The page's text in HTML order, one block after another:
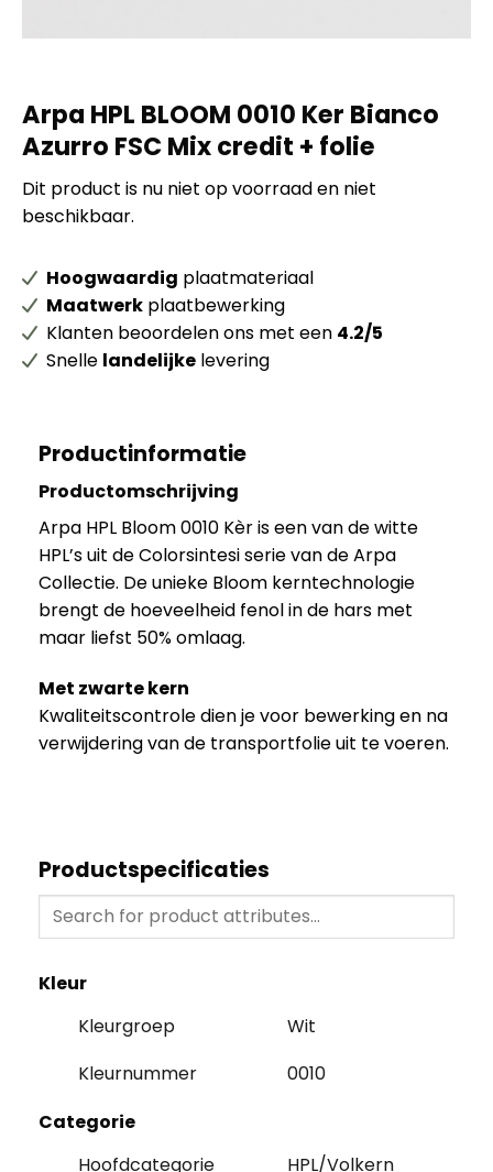
Arpa HPL BLOOM 0010 Ker Bianco
Azurro FSC Mix credit + folie
Dit product is nu niet op voorraad en niet
beschikbaar.
Hoogwaardig plaatmateriaal
Maatwerk plaatbewerking
Klanten beoordelen ons met een 4.2/5
Snelle landelijke levering
Productinformatie
Productomschrijving
Arpa HPL Bloom 0010 Kèr is een van de witte
HPL’s uit de Colorsintesi serie van de Arpa
Collectie. De unieke Bloom kerntechnologie
brengt de hoeveelheid fenol in de hars met
maar liefst 50% omlaag.
Met zwarte kern
Kwaliteitscontrole dien je voor bewerking en na
verwijdering van de transportfolie uit te voeren.
Productspecificaties
Kleur
Kleurgroep
Wit
Kleurnummer
0010
Categorie
Hoofdcategorie
HPL/Volkern